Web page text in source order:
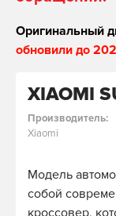
Оригинальный
обновили до
XIAOMI
Производитель:
Xiaomi
Модель
собой